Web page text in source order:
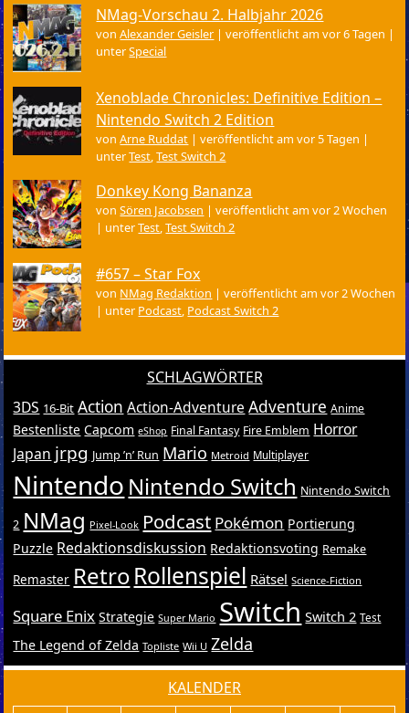
NMag-Vorschau 2. Halbjahr 2026
vonAlexander Geisler |veröffentlicht am vor 6 Tagen |
unterSpecial
Xenoblade Chronicles: Definitive Edition –
Nintendo Switch 2 Edition
vonArne Ruddat |veröffentlicht am vor 5 Tagen |
unterTest,Test Switch 2
Donkey Kong Bananza
vonSören Jacobsen |veröffentlicht am vor 2 Wochen
| unterTest,Test Switch 2
#657 – Star Fox
von NMag Redaktion |veröffentlicht am vor 2 Wochen
| unter Podcast, Podcast Switch 2
SCHLAGWÖRTER
3DS 16-Bit Action Action-Adventure Adventure Anime
Bestenliste Capcom eShop Final Fantasy Fire Emblem Horror
Japan jrpg Jump ’n’ Run Mario Metroid Multiplayer
Nintendo Nintendo Switch Nintendo Switch
2 NMag Pixel-Look Podcast Pokémon Portierung
Puzzle Redaktionsdiskussion Redaktionsvoting Remake
Remaster RetroRollenspiel Rätsel Science-Fiction
Square Enix Strategie Super Mario Switch Switch 2 Test
The Legend of Zelda Topliste Wii U Zelda
KALENDER